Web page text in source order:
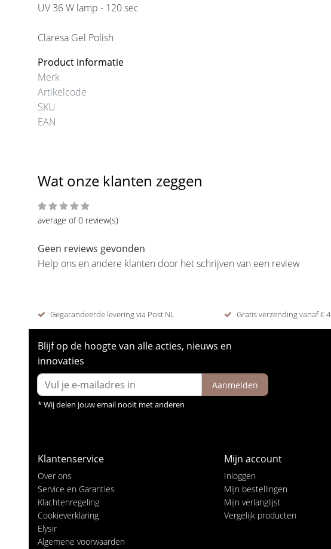
UV 36 W lamp - 120 sec
Claresa Gel Polish
Product informatie
Merk
Artikelcode
SKU
EAN
Wat onze klanten zeggen
average of 0 review(s)
Geen reviews gevonden
Help ons en andere klanten door het schrijven van een review
Gegarandeerde levering via Post NL Gratis verzending vanaf €
Blijf op de hoogte van alle acties, nieuws en
innovaties
Aanmelden
* Wij delen jouw email nooit met anderen
Klantenservice
Over ons
Service en Garanties
Klachtenregeling
Cookieverklaring
Elysir
Algemene voorwaarden
Mijn account
Inloggen
Mijn bestellingen
Mijn verlanglijst
Vergelijk producten